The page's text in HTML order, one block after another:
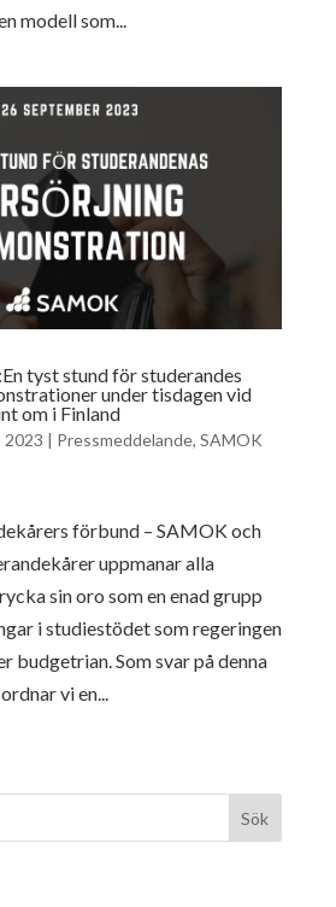
modell som...
tyst stund för studerandes
under tisdagen vid
om i Finland
2023 | Pressmeddelande, SAMOK
förbund – SAMOK och
uppmanar alla
sin oro som en enad grupp
i studiestödet som regeringen
budgetrian. Som svar på denna
vi en...